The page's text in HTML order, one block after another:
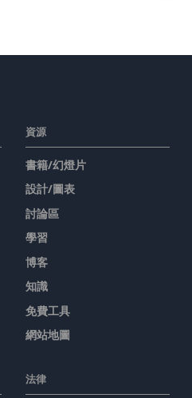
資源
書籍/幻燈片
設計/圖表
討論區
學習
博客
知識
免費工具
網站地圖
法律